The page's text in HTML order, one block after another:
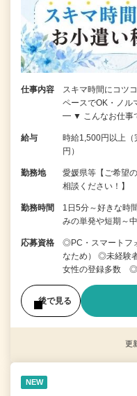
仕事内容
スキマ時間にコツ
ペースでOK・
━ ▼ こんなお仕
給与
時給1,500円以上
円）
勤務地
愛媛県等【ご希望
相談ください！】
勤務時間
1日5分～好きな時
みの単発や短期～
応募資格
◎PC・スマートフ
なため） ◎未経験
女性の登録多数 ◎
後で見る
更
NEW